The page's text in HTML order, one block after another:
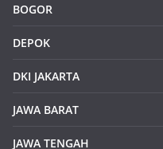
BOGOR
DEPOK
DKI JAKARTA
JAWA BARAT
JAWA TENGAH